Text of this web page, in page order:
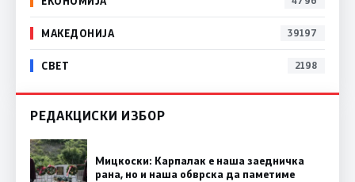
МАКЕДОНИЈА 39197
СВЕТ 2198
РЕДАКЦИСКИ ИЗБОР
Мицкоски: Карпалак е наша заедничка
рана, но и наша обврска да паметиме